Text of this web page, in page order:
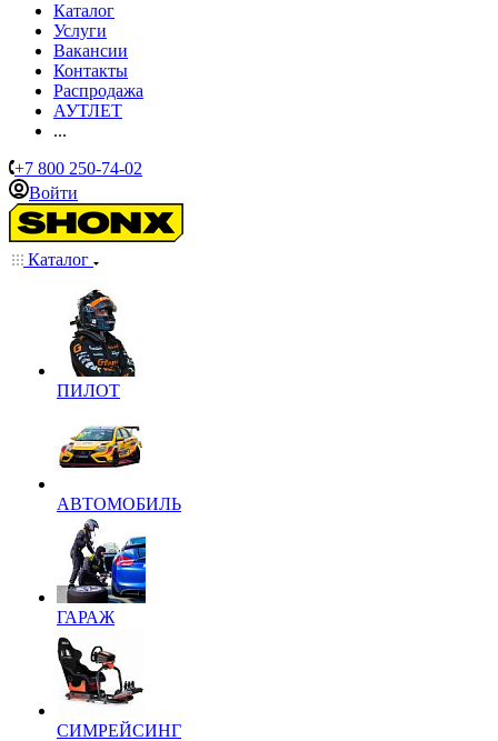
Каталог
Услуги
Вакансии
Контакты
Распродажа
АУТЛЕТ
...
+7 800 250-74-02
Войти
Каталог
ПИЛОТ
АВТОМОБИЛЬ
ГАРАЖ
СИМРЕЙСИНГ